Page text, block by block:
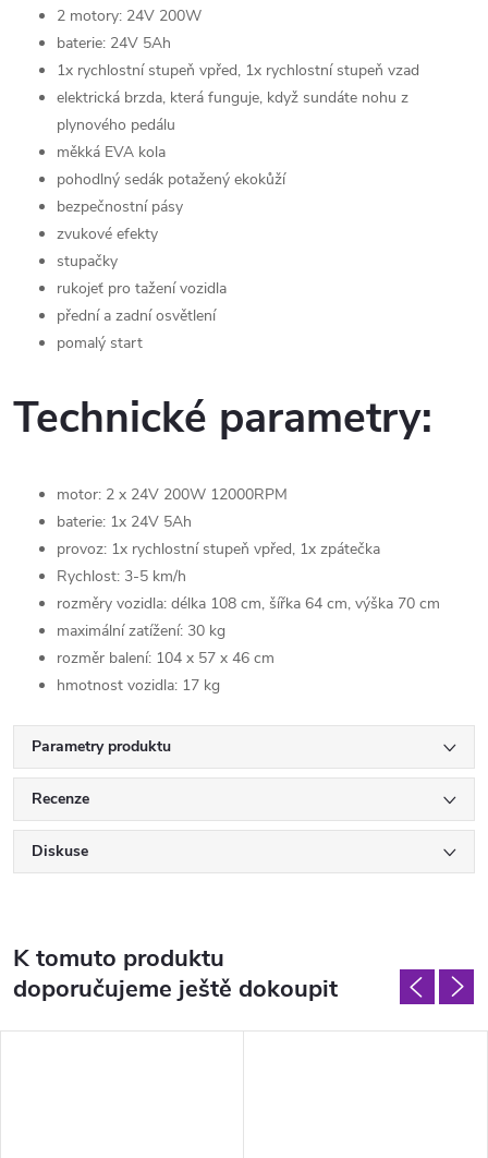
2 motory: 24V 200W
baterie: 24V 5Ah
1x rychlostní stupeň vpřed, 1x rychlostní stupeň vzad
elektrická brzda, která funguje, když sundáte nohu z
plynového pedálu
měkká EVA kola
pohodlný sedák potažený ekokůží
bezpečnostní pásy
zvukové efekty
stupačky
rukojeť pro tažení vozidla
přední a zadní osvětlení
pomalý start
Technické parametry:
motor: 2 x 24V 200W 12000RPM
baterie: 1x 24V 5Ah
provoz: 1x rychlostní stupeň vpřed, 1x zpátečka
Rychlost: 3-5 km/h
rozměry vozidla: délka 108 cm, šířka 64 cm, výška 70 cm
maximální zatížení: 30 kg
rozměr balení: 104 x 57 x 46 cm
hmotnost vozidla: 17 kg
Parametry produktu
Recenze
Diskuse
K tomuto produktu
doporučujeme ještě dokoupit